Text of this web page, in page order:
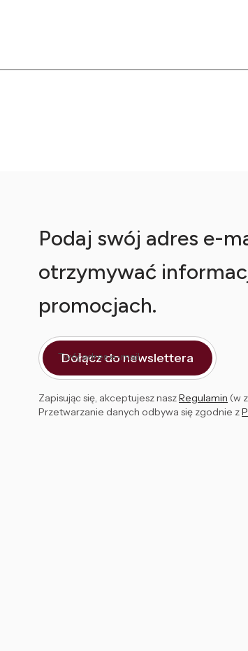
Podaj swój adres e-
otrzymywać
promocjach.
Twój adres e-mail
Dołącz do newslettera
Zapisując się, akceptujesz naszRegulamin (w
Przetwarzanie danych odbywa się zgodnie z